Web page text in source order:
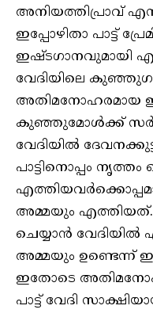
അനിയത്തിപ്രാവ്
ഇപ്പോഴിതാ പാട്ട്
ഇഷ്ടഗാനവുമായി
വേദിയിലെ
അതിമനോഹരമായ
കുഞ്ഞുമോൾക്ക്
വേദിയിൽ
പാട്ടിനൊപ്പം നൃത്തം
അമ്മയും എത്തിയത്.
ചെയ്യാൻ വേദിയിൽ
അമ്മയും
ഇതോടെ
പാട്ട് വേദി